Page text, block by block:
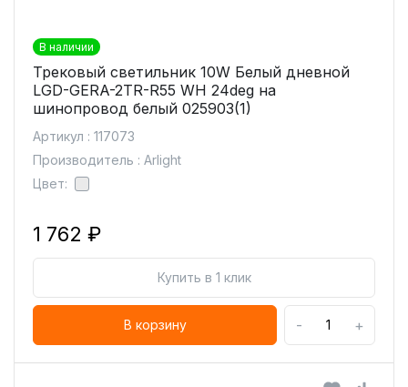
В наличии
Трековый светильник 10W Белый дневной
LGD-GERA-2TR-R55 WH 24deg на
шинопровод белый 025903(1)
Артикул : 117073
Производитель : Arlight
Цвет:
1 762 ₽
Купить в 1 клик
В корзину - +